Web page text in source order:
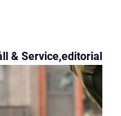
& Service,editorial